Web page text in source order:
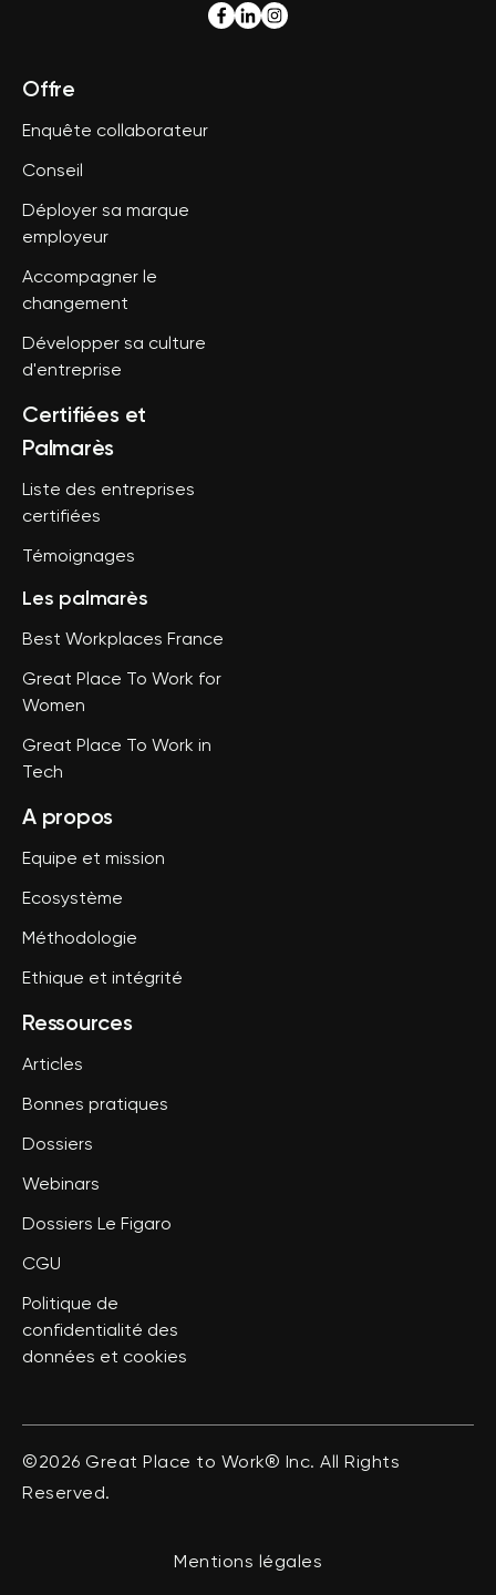
Offre
Enquête collaborateur
Conseil
Déployer sa marque
employeur
Accompagner le
changement
Développer sa culture
d'entreprise
Certifiées et
Palmarès
Liste des entreprises
certifiées
Témoignages
Les palmarès
Best Workplaces France
Great Place To Work for
Women
Great Place To Work in
Tech
A propos
Equipe et mission
Ecosystème
Méthodologie
Ethique et intégrité
Ressources
Articles
Bonnes pratiques
Dossiers
Webinars
Dossiers Le Figaro
CGU
Politique de
confidentialité des
données et cookies
©2026 Great Place to Work® Inc. All Rights
Reserved.
Mentions légales